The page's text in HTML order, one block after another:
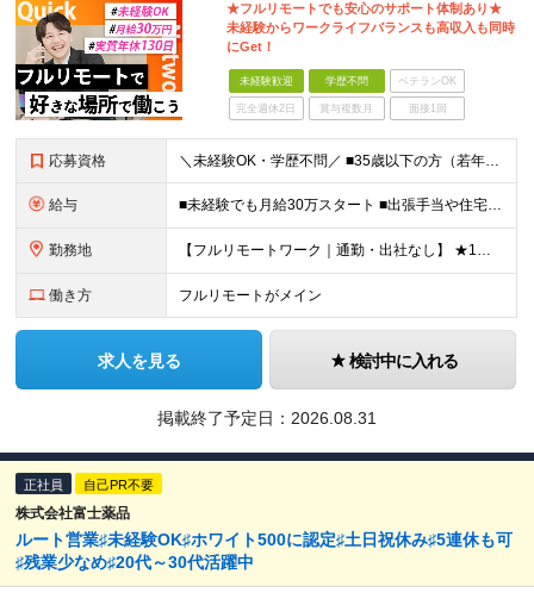
★フルリモートでも安心のサポート体制あり★
未経験からワークライフバランスも高収入も同時
にGet！
未経験歓迎 学歴不問 ベテランOK
完全週休2日 賞与複数月 面接1回
応募資格 ＼未経験OK・学歴不問／ ■35歳以下の方（若年層の長期キャリア形成のため） ■第二新卒OK ■普通自動車免許（AT）をお持ちの方 ▼▽こんな方はぜひご応募ください！▽▼ 「車の運転が好き！」 「地
給与 ■未経験でも月給30万スタート ■出張手当や住宅手当あり 【東京都・神奈川県】 月給35万円～60万円＋インセンティブ＋賞与＋諸手当 上記月給は、月42時間分の固定残業代（月8万3900円以上）を含
勤務地 【フルリモートワーク｜通勤・出社なし】 ★1人1台社用車貸与 ★転勤なし ★直帰直行OK 【本社】 兵庫県神戸市中央区明石町44 神戸御幸ビル4F ★☆積極採用中☆★ ◆北海道・東北：札幌／福島／
働き方 フルリモートがメイン
求人を見る 検討中に入れる
掲載終了予定日： 2026.08.31
正社員 自己PR不要
株式会社富士薬品
ルート営業♯未経験OK♯ホワイト500に認定♯土日祝休み♯5連休も可
♯残業少なめ♯20代～30代活躍中